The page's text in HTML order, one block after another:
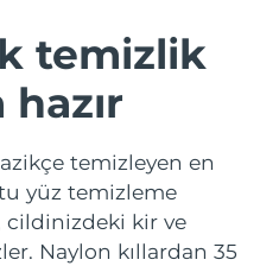
temizlik
temizleyen en
yüz temizleme
cildinizdeki kir ve
Naylon kıllardan 35
seti
toning
Tahmini teslim tarihi 8/8/26
Tahmini teslim tarihi
Tahmini teslim tarihi 8/8/26
Tahmini teslim tarihi8/14/26